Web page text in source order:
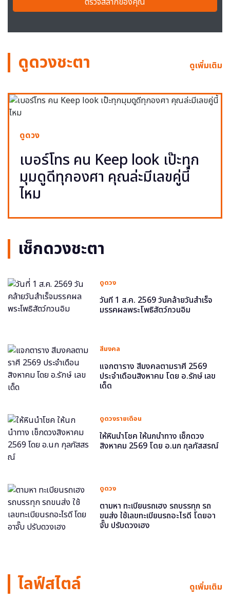
ดูดวงชะตา ดูเพิ่มเติม
ดูดวง
เบอร์โทร คน Keep look เป๊ะทุก
มุมดูดีทุกองศา คุณล่ะมีเลขคู่นี้
ไหม
เช็กดวงชะตา
ดูดวง
วันที่ 1 ส.ค. 2569 วันคล้ายวันสำเร็จ
มรรคผลพระโพธิสัตว์กวนอิม
สีมงคล
แจกตาราง สีมงคลตามราศี 2569
ประจำเดือนสิงหาคม โดย อ.รักษ์ เลข
เด็ด
ดูดวงรายเดือน
ให้หินนำโชค ให้นกนำทาง เช็กดวง
สิงหาคม 2569 โดย อ.นก กุลภัสสรณ์
ดูดวง
ตามหา ทะเบียนรถเฮง รถบรรทุก รถ
ขนส่ง ใช้เลขทะเบียนรถอะไรดี โดยอา
จั๊บ ปรับดวงเฮง
ไลฟ์สไตล์ ดูเพิ่มเติม